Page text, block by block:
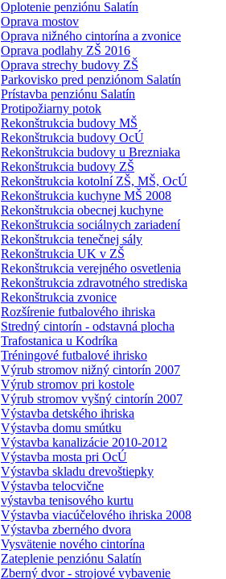
Oplotenie penziónu Salatín
Oprava mostov
Oprava nižného cintorína a zvonice
Oprava podlahy ZŠ 2016
Oprava strechy budovy ZŠ
Parkovisko pred penziónom Salatín
Prístavba penziónu Salatín
Protipožiarny potok
Rekonštrukcia budovy MŠ
Rekonštrukcia budovy OcÚ
Rekonštrukcia budovy u Brezniaka
Rekonštrukcia budovy ZŠ
Rekonštrukcia kotolní ZŠ, MŠ, OcÚ
Rekonštrukcia kuchyne MŠ 2008
Rekonštrukcia obecnej kuchyne
Rekonštrukcia sociálnych zariadení
Rekonštrukcia tenečnej sály
Rekonštrukcia UK v ZŠ
Rekonštrukcia verejného osvetlenia
Rekonštrukcia zdravotného strediska
Rekonštrukcia zvonice
Rozšírenie futbalového ihriska
Stredný cintorín - odstavná plocha
Trafostanica u Kodríka
Tréningové futbalové ihrisko
Výrub stromov nižný cintorín 2007
Výrub stromov pri kostole
Výrub stromov vyšný cintorín 2007
Výstavba detského ihriska
Výstavba domu smútku
Výstavba kanalizácie 2010-2012
Výstavba mosta pri OcÚ
Výstavba skladu drevoštiepky
Výstavba telocvične
výstavba tenisového kurtu
Výstavba viacúčelového ihriska 2008
Výstavba zberného dvora
Vysvätenie nového cintorína
Zateplenie penziónu Salatín
Zberný dvor - strojové vybavenie